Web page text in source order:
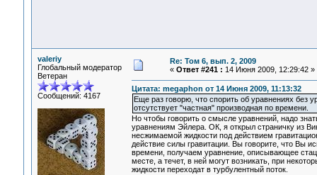
valeriy
Глобальный модератор
Ветеран
Сообщений: 4167
Re: Том 6, вып. 2, 2009
« Ответ #241 : 14 Июня 2009, 12:29:42 »
Цитата: megaphon от 14 Июня 2009, 11:13:32
Еще раз говорю, что спорить об уравнениях без
отсутствует "частная" производная по времени.
Но чтобы говорить о смысле уравнений, надо
уравнениям Эйлера. ОК, я открыл страничку из
несжимаемой жидкости под действием
действие силы гравитации. Вы говорите, что Вы
времени, получаем уравнение, описывающее
месте, а течет, в ней могут возникать, при
жидкости переходат в турбулентный поток.